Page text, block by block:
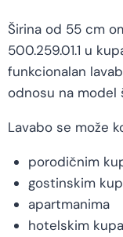
Širina od 55 cm
500.259.01.1 u
funkcionalan
odnosu na model
Lavabo se može
porodičnim
gostinskim
apartmanima
hotelskim